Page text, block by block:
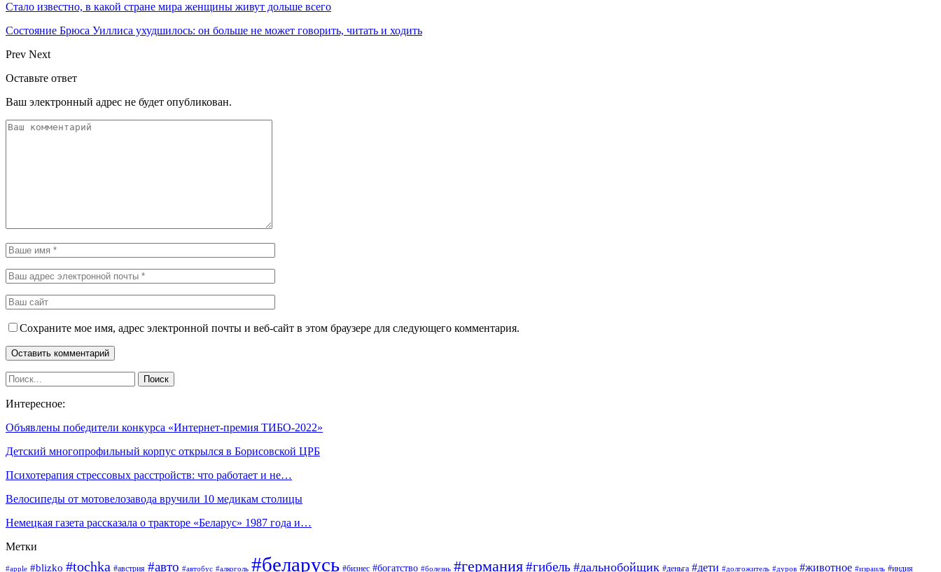
Стало известно, в какой стране мира женщины живут дольше всего
Состояние Брюса Уиллиса ухудшилось: он больше не может говорить, читать и ходить
Prev Next
Оставьте ответ
Ваш электронный адрес не будет опубликован.
Сохраните мое имя, адрес электронной почты и веб-сайт в этом браузере для следующего комментария.
Интересное:
Объявлены победители конкурса «Интернет-премия ТИБО-2022»
Детский многопрофильный корпус открылся в Борисовской ЦРБ
Психотерапия стрессовых расстройств: что работает и не…
Велосипеды от мотовелозавода вручили 10 медикам столицы
Немецкая газета рассказала о тракторе «Беларус» 1987 года и…
Метки
#apple #blizko #tochka #австрия #авто #автобус #алкоголь #беларусь #бизнес #богатство #болезнь #германия#гибель #дальнобойщик #деньга #дети #долгожитель #дуров #животное #израиль #индия